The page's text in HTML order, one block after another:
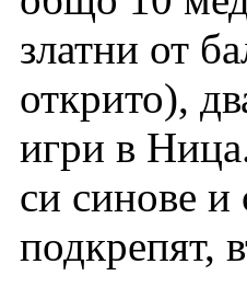
златни от
открито),
игри в
си синове и
подкрепят,